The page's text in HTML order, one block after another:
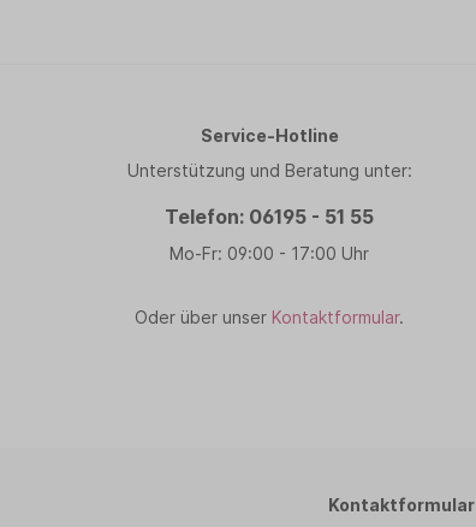
Service-Hotline
Unterstützung und Beratung unter:
Telefon: 06195 - 51 55
Mo-Fr: 09:00 - 17:00 Uhr
Oder über unser Kontaktformular.
Kontaktformular